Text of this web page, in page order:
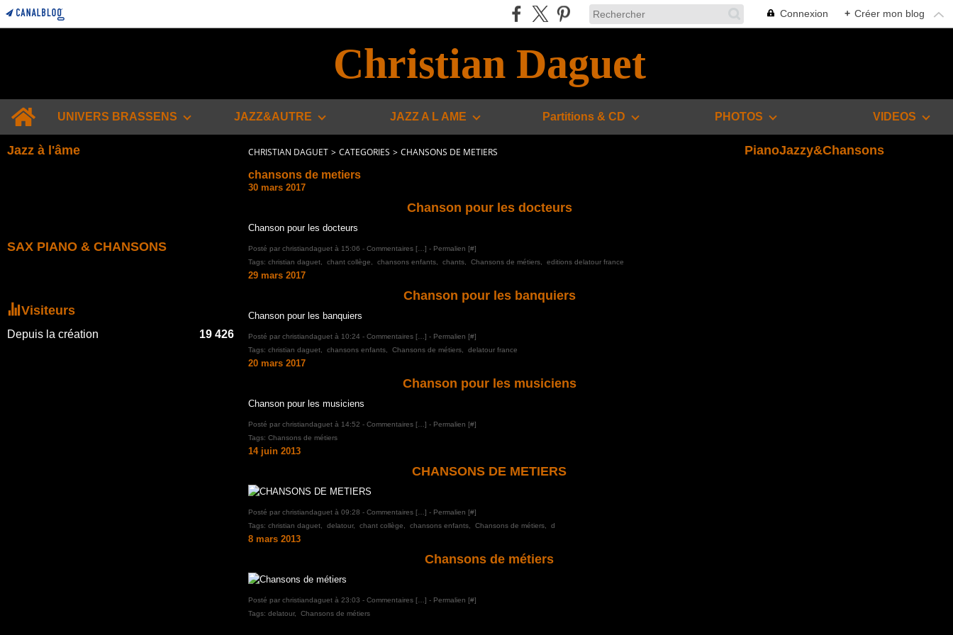
Connexion + Créer mon blog
Christian Daguet
UNIVERS BRASSENS
JAZZ&AUTRE JAZZ A L AME Partitions & CD PHOTOS VIDEOS
Jazz à l'âme
SAX PIANO & CHANSONS
Visiteurs
Depuis la création 19 426
CHRISTIAN DAGUET > CATEGORIES > CHANSONS DE METIERS
chansons de metiers
30 mars 2017
Chanson pour les docteurs
Chanson pour les docteurs
Posté par christiandaguet à 15:06 - Commentaires [ ] - Permalien [#]
Tags: christian daguet chant collège chansons enfants chants Chansons de métiers editions delatour france
29 mars 2017
Chanson pour les banquiers
Chanson pour les banquiers
Posté par christiandaguet à 10:24 - Commentaires [ ] - Permalien [#]
Tags: christian daguet chansons enfants Chansons de métiers delatour france
20 mars 2017
Chanson pour les musiciens
Chanson pour les musiciens
Posté par christiandaguet à 14:52 - Commentaires [ ] - Permalien [#]
Tags: Chansons de métiers
14 juin 2013
CHANSONS DE METIERS
Posté par christiandaguet à 09:28 - Commentaires [ ] - Permalien [#]
Tags: christian daguet delatour, chant collège chansons enfants Chansons de métiers d
8 mars 2013
Chansons de métiers
Posté par christiandaguet à 23:03 - Commentaires [ ] - Permalien [#]
Tags: delatour, Chansons de métiers
PianoJazzy&Chansons